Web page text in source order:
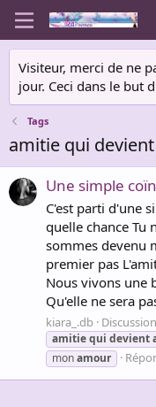
Visiteur, merci de ne
jour. Ceci dans le but
Tags
amitie qui
Une simple
C'est parti d'une
quelle chance Tu
sommes devenu
premier pas
Nous vivons une
Qu'elle ne sera
kiara_.db Discussion
amitiequi devient
monamour